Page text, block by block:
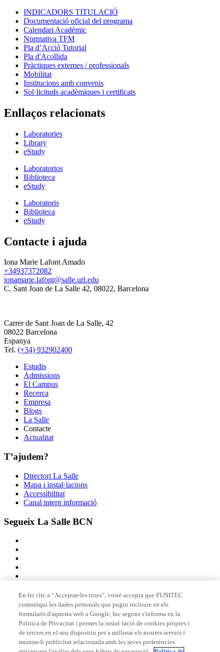
INDICADORS TITULACIÓ
Documentació oficial del programa
Calendari Acadèmic
Normativa TFM
Pla d’Acció Tutorial
Pla d'Acollida
Pràctiques externes / professionals
Mobilitat
Institucions amb convenis
Sol·licituds acadèmiques i certificats
Enllaços relacionats
Laboratories
Library
eStudy
Laboratorios
Biblioteca
eStudy
Laboratoris
Biblioteca
eStudy
Contacte i ajuda
Iona Marie Lafont Amado
+34937372082
ionamarie.lafont@salle.url.edu
C. Sant Joan de La Salle 42, 08022, Barcelona
Carrer de Sant Joan de La Salle, 42
08022 Barcelona
Espanya
Tel. (+34) 932902400
Estudis
Admissions
El Campus
Recerca
Empresa
Blogs
La Salle
Contacte
Actualitat
T’ajudem?
Directori La Salle
Mapa i instal·lacions
Accessibilitat
Canal intern informació
Segueix La Salle BCN
Membre de
Acreditacions
En fer clic a “Acceptar-les totes”, vostè accepta que FUNITEC
comuniqui les dades personals que pugui incloure en els
formularis d'aquesta web a Google, Inc segons s'informa en la
Política de Privacitat i permet la instal·lació de cookies pròpies i
de tercers en el seu dispositiu per a millorar els nostres serveis i
mostrar-li publicitat relacionada amb les seves preferències